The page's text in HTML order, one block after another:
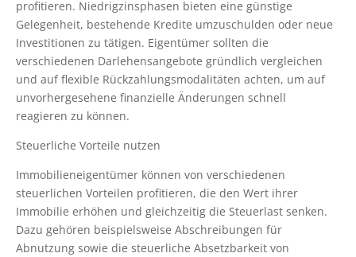
profitieren. Niedrigzinsphasen bieten eine günstige
Gelegenheit, bestehende Kredite umzuschulden oder neue
Investitionen zu tätigen. Eigentümer sollten die
verschiedenen Darlehensangebote gründlich vergleichen
und auf flexible Rückzahlungsmodalitäten achten, um auf
unvorhergesehene finanzielle Änderungen schnell
reagieren zu können.
Steuerliche Vorteile nutzen
Immobilieneigentümer können von verschiedenen
steuerlichen Vorteilen profitieren, die den Wert ihrer
Immobilie erhöhen und gleichzeitig die Steuerlast senken.
Dazu gehören beispielsweise Abschreibungen für
Abnutzung sowie die steuerliche Absetzbarkeit von